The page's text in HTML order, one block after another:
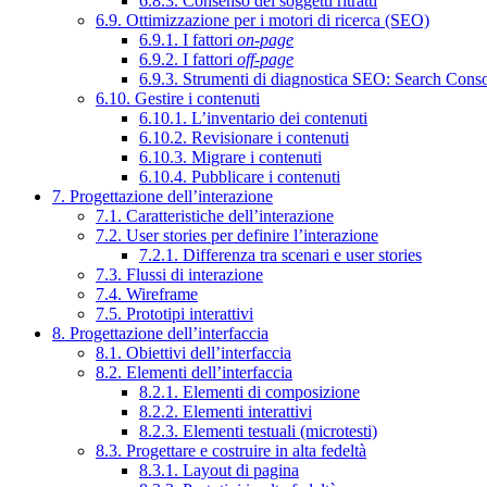
6.9. Ottimizzazione per i motori di ricerca (SEO)
6.9.1. I fattori on-page
6.9.2. I fattori off-page
6.9.3. Strumenti di diagnostica SEO: Search
6.10. Gestire i contenuti
6.10.1. L’inventario dei contenuti
6.10.2. Revisionare i contenuti
6.10.3. Migrare i contenuti
6.10.4. Pubblicare i contenuti
7. Progettazione dell’interazione
7.1. Caratteristiche dell’interazione
7.2. User stories per definire l’interazione
7.2.1. Differenza tra scenari e user stories
7.3. Flussi di interazione
7.4. Wireframe
7.5. Prototipi interattivi
8. Progettazione dell’interfaccia
8.1. Obiettivi dell’interfaccia
8.2. Elementi dell’interfaccia
8.2.1. Elementi di composizione
8.2.2. Elementi interattivi
8.2.3. Elementi testuali (microtesti)
8.3. Progettare e costruire in alta fedeltà
8.3.1. Layout di pagina